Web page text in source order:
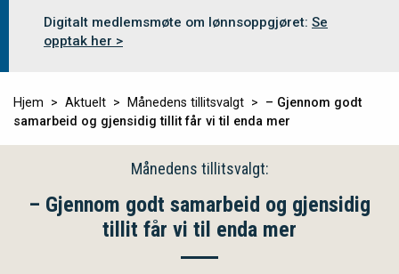
Digitalt medlemsmøte om lønnsoppgjøret: Se
opptak her >
Hjem Aktuelt Månedens tillitsvalgt
– Gjennom godt
samarbeid og gjensidig tillit får vi til enda mer
Månedens tillitsvalgt:
– Gjennom godt samarbeid og gjensidig
tillit får vi til enda mer